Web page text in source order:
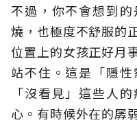
不過，你不會想到
燒，也極度不舒服的
位置上的女孩正好月
站不住。這是「隱
「沒看見」這些人
心。有時候外在的孱